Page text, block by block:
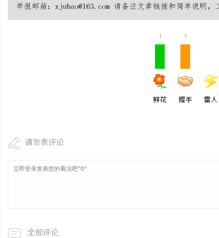
1
鲜花
1
握手 雷人
请发表评论
全部评论
从实验室到资本市场的